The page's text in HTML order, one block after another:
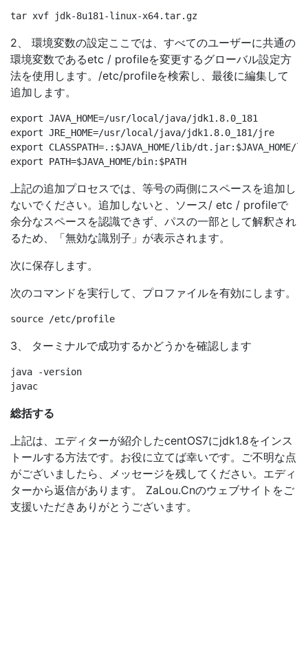
2、 環境変数の設定ここでは、すべてのユーザーに共通の
環境変数であるetc / profileを変更するグローバル設定方
法を使用します。/etc/profileを検索し、最後に編集して
追加します。
export JAVA_HOME=/usr/local/java/jdk1.8.0_181
export JRE_HOME=/usr/local/java/jdk1.8.0_181/jre
export CLASSPATH=.:$JAVA_HOME/lib/
上記の追加プロセスでは、等号の両側にスペースを追加し
ないでください。追加しないと、ソース/ etc / profileで
余分なスペースを認識できず、パスの一部として解釈され
るため、「無効な識別子」が表示されます。
次に保存します。
次のコマンドを実行して、プロファイルを有効にします。
3、 ターミナルで成功するかどうかを確認します
java -version
総括する
上記は、エディターが紹介したcentOS7にjdk1.8をインス
トールする方法です。お役に立てば幸いです。ご不明な点
がございましたら、メッセージを残してください。エディ
ターから返信があります。 ZaLou.Cnのウェブサイトをご
支援いただきありがとうございます。